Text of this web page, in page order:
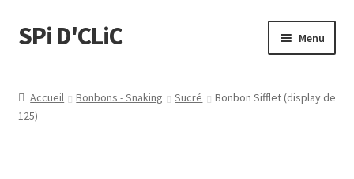
SPi D'CLiC Menu
Filtres
Accueil Bonbons - Snaking Sucré
Bonbon Sifflet (display de
125)